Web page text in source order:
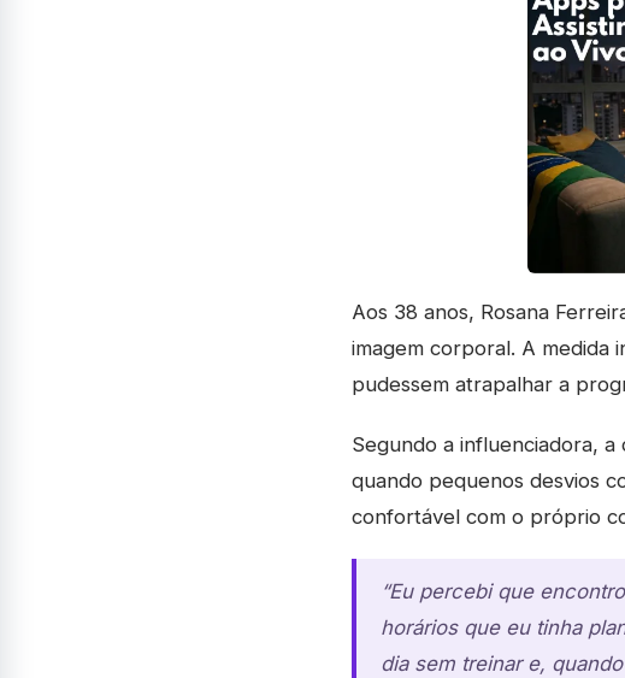
Aos 38 anos, Rosana
imagem corporal. A medida
pudessem atrapalhar a
Segundo a influenciadora,
quando pequenos desvios
confortável com o próprio
“Eu percebi que
horários que eu tinha
dia sem treinar e,